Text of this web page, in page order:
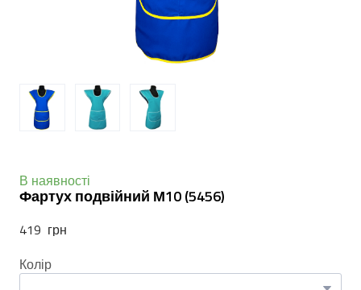
В наявності
Фартух подвійний М10(5456)
419  грн
Колір